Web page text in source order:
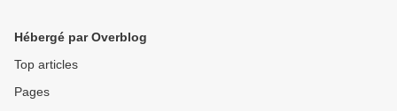
Hébergé par Overblog
Top articles
Pages